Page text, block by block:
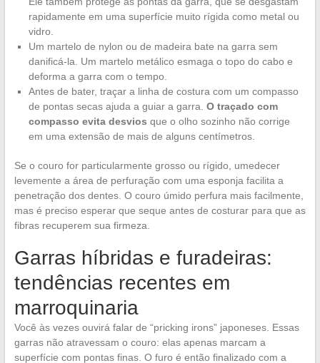
rapidamente em uma superfície muito rígida como metal ou
vidro.
Um martelo de nylon ou de madeira bate na garra sem
danificá-la. Um martelo metálico esmaga o topo do cabo e
deforma a garra com o tempo.
Antes de bater, traçar a linha de costura com um compasso
de pontas secas ajuda a guiar a garra. O traçado com
compasso evita desvios que o olho sozinho não corrige
em uma extensão de mais de alguns centímetros.
Se o couro for particularmente grosso ou rígido, umedecer
levemente a área de perfuração com uma esponja facilita a
penetração dos dentes. O couro úmido perfura mais facilmente,
mas é preciso esperar que seque antes de costurar para que as
fibras recuperem sua firmeza.
Garras híbridas e furadeiras:
tendências recentes em
marroquinaria
Você às vezes ouvirá falar de “pricking irons” japoneses. Essas
garras não atravessam o couro: elas apenas marcam a
superfície com pontas finas. O furo é então finalizado com a